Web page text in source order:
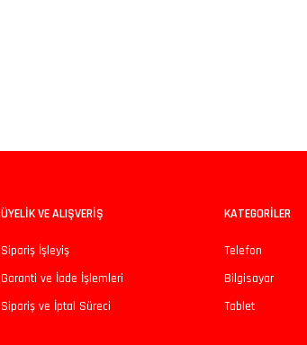
ÜYELİK VE ALIŞVERİŞ
Sipariş İşleyiş
Garanti ve İade İşlemleri
Sipariş ve İptal Süreci
KATEGORİLER
Telefon
Bilgisayar
Tablet